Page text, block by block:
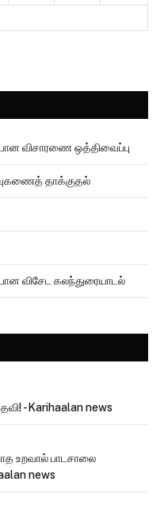
விசாரணை ஒத்திவைப்பு
தாக்குதல்
விசேட கலந்துரையாடல்
-Karihaalan news
உறவால் பாடசாலை
news